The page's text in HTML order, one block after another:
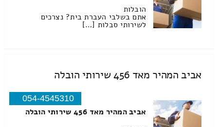
הובלות
אתם בשלבי העברת בית? נצרכים
לשירותי סבלות […]
אביב המהיר מאד 456 שירותי הובלה
054-4545310
אביב המהיר מאד 456 שירותי הובלה